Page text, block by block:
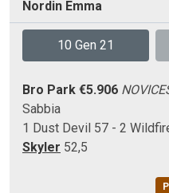
Nordin Emma
10 Gen 21
Bro Park €5.906
Sabbia
1 Dust Devil 57 - 2
Skyler 52,5
P